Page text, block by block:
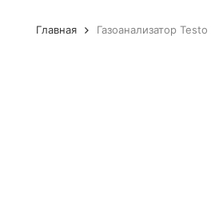
Главная Газоанализатор